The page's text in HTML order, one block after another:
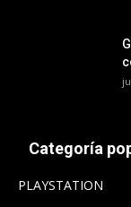
Categoría
PLAYSTATION